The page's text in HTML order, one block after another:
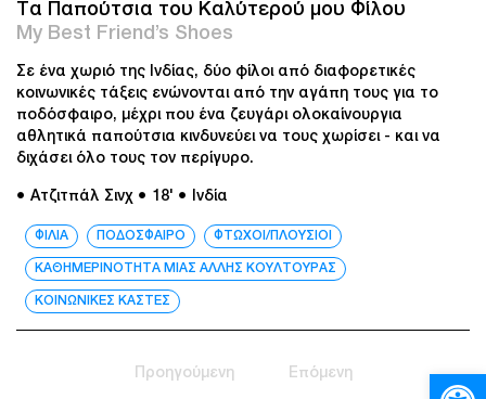
Τα Παπούτσια του Καλύτερού μου Φίλου
My Best Friend’s Shoes
Σε ένα χωριό της Ινδίας, δύο φίλοι από διαφορετικές
κοινωνικές τάξεις ενώνονται από την αγάπη τους για το
ποδόσφαιρο, μέχρι που ένα ζευγάρι ολοκαίνουργια
αθλητικά παπούτσια κινδυνεύει να τους χωρίσει - και να
διχάσει όλο τους τον περίγυρο.
● Ατζιτπάλ Σινχ ● 18' ● Ινδία
ΦΙΛΙΑ ΠΟΔΟΣΦΑΙΡΟ ΦΤΩΧΟΙ/ΠΛΟΥΣΙΟΙ
ΚΑΘΗΜΕΡΙΝΟΤΗΤΑ ΜΙΑΣ ΑΛΛΗΣ ΚΟΥΛΤΟΥΡΑΣ
ΚΟΙΝΩΝΙΚΕΣ ΚΑΣΤΕΣ
Προηγούμενη Επόμενη